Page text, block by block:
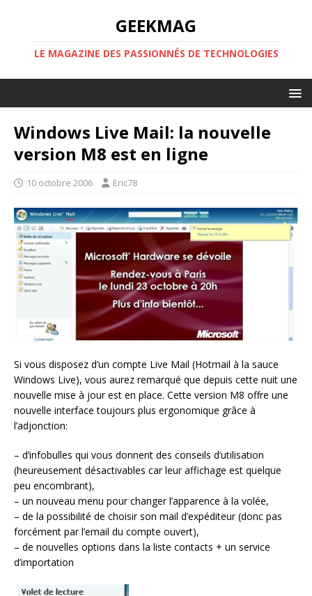
GEEKMAG
LE MAGAZINE DES PASSIONNÉS DE TECHNOLOGIES
Windows Live Mail: la nouvelle
version M8 est en ligne
10 octobre 2006 Eric78
Si vous disposez d’un compte Live Mail (Hotmail à la sauce
Windows Live), vous aurez remarqué que depuis cette nuit une
nouvelle mise à jour est en place. Cette version M8 offre une
nouvelle interface toujours plus ergonomique grâce à
l’adjonction:
– d’infobulles qui vous donnent des conseils d’utilisation
(heureusement désactivables car leur affichage est quelque
peu encombrant),
– un nouveau menu pour changer l’apparence à la volée,
– de la possibilité de choisir son mail d’expéditeur (donc pas
forcément par l’email du compte ouvert),
– de nouvelles options dans la liste contacts + un service
d’importation